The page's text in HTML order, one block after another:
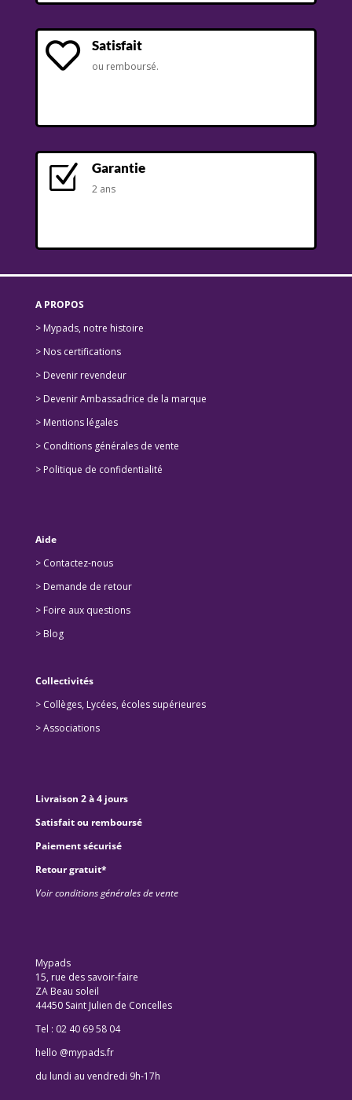
 Satisfait
ou remboursé.
Z Garantie
2 ans
A PROPOS
> Mypads, notre histoire
> Nos certifications
> Devenir revendeur
> Devenir Ambassadrice de la marque
> Mentions légales
> Conditions générales de vente
> Politique de confidentialité
Aide
> Contactez-nous
> Demande de retour
> Foire aux questions
> Blog
Collectivités
> Collèges, Lycées, écoles supérieures
>Associations
Livraison 2 à 4 jours
Satisfait ou remboursé
Paiement sécurisé
Retour gratuit*
Voir conditions générales de vente
Mypads
15, rue des savoir-faire
ZA Beau soleil
44450 Saint Julien de Concelles
Tel : 02 40 69 58 04
hello @mypads.fr
du lundi au vendredi 9h-17h